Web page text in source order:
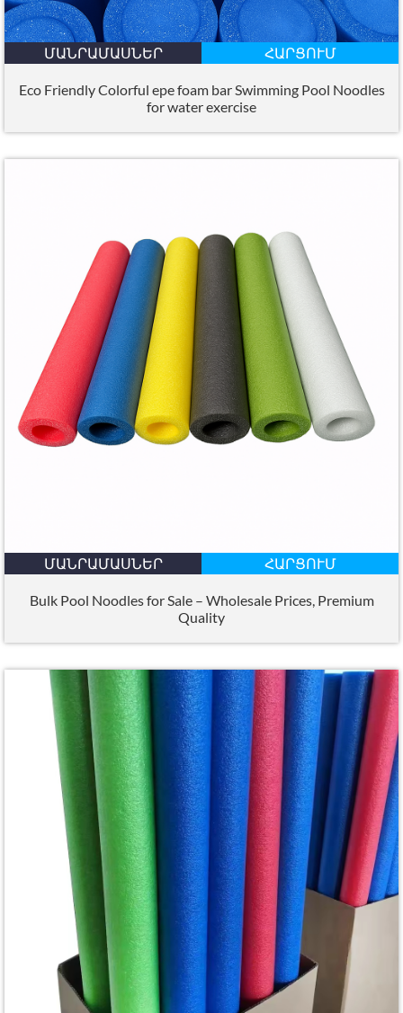
ՄԱՆՐԱՄԱՍՆԵՐ ՀԱՐՑՈՒՄ
Eco Friendly Colorful epe foam bar Swimming Pool Noodles
for water exercise
ՄԱՆՐԱՄԱՍՆԵՐ ՀԱՐՑՈՒՄ
Bulk Pool Noodles for Sale – Wholesale Prices, Premium
Quality